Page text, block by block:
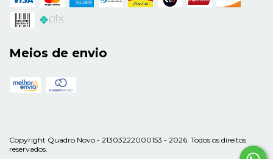
Meios de envio
Copyright Quadro Novo - 21303222000153 - 2026. Todos os direitos
reservados.